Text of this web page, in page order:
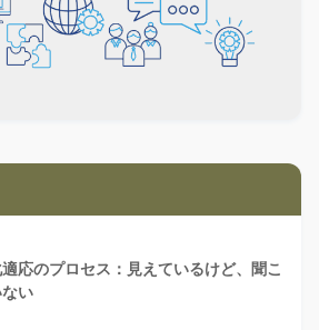
応のプロセス：見えているけど、聞こ
い